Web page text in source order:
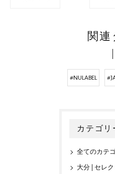
関連
#NULABEL
カテゴリ
全てのカテ
大分 | セレ